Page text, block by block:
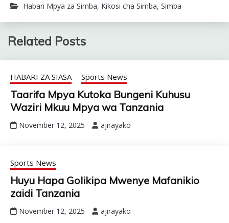
Habari Mpya za Simba, Kikosi cha Simba, Simba
Related Posts
HABARI ZA SIASA Sports News
Taarifa Mpya Kutoka Bungeni Kuhusu
Waziri Mkuu Mpya wa Tanzania
November 12, 2025 ajirayako
Sports News
Huyu Hapa Golikipa Mwenye Mafanikio
zaidi Tanzania
November 12, 2025 ajirayako